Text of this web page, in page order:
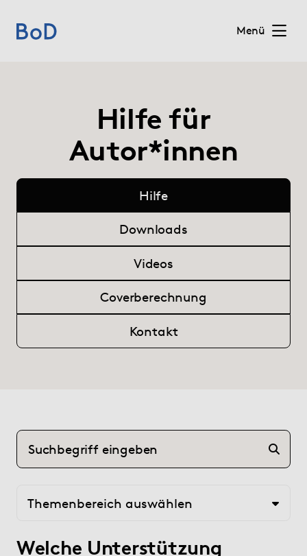
Menü
Leistungen
Shop
Hilfe(current)
Hilfe für
Autor*innen
Hilfe
Downloads
Videos
Coverberechnung
Kontakt
Themenbereich auswählen
Welche Unterstützung